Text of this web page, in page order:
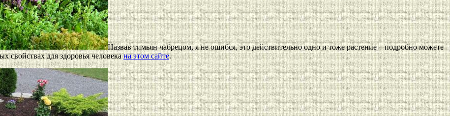
Назвав тимьян чабрецом, я не ошибся, это действительно одно и тоже растение – подробно можете
свойствах для здоровья человекана этом сайте.